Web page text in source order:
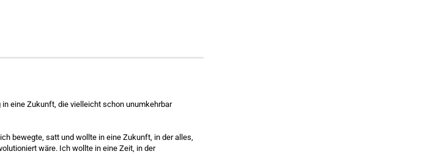
eine Zukunft, die vielleicht schon unumkehrbar
bewegte, satt und wollte in eine Zukunft, in der alles,
wäre. Ich wollte in eine Zeit, in der